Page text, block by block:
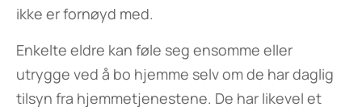
ikke er fornøyd med.
Enkelte eldre kan føle seg ensomme eller
utrygge ved å bo hjemme selv om de har daglig
tilsyn fra hjemmetjenestene. De har likevel et